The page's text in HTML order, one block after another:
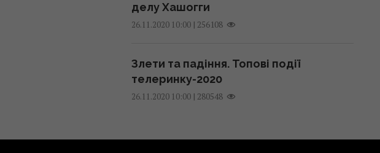
делу Хашогги
26.11.2020 10:00| 256108
Злети та падіння. Топові події
телеринку-2020
26.11.2020 10:00| 280548